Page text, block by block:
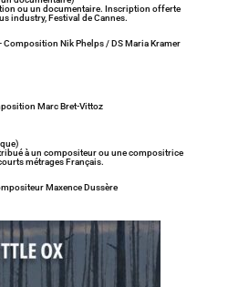
ou un documentaire. Inscription offerte
industry, Festival de Cannes.
Composition Nik Phelps / DS Maria Kramer
Marc Bret-Vittoz
à un compositeur ou une compositrice
métrages Français.
Maxence Dussère